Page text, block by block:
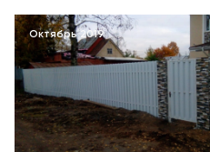
Октябрь 2019